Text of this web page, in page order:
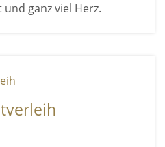
ganz viel Herz.